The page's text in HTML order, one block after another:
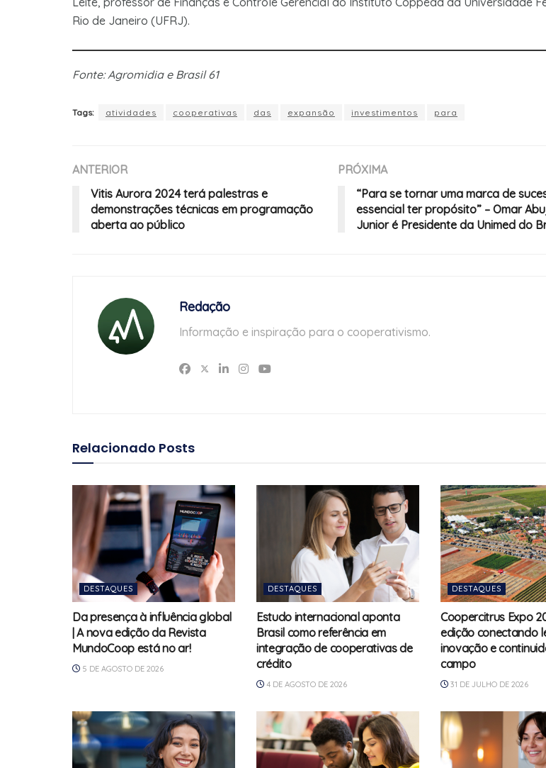
Rio de Janeiro (UFRJ).
Fonte: Agromidia e Brasil 61
Tags: atividades cooperativas das expansão investimentos para
ANTERIOR
Vitis Aurora 2024 terá palestras e
demonstrações técnicas em programação
aberta ao público
PRÓXIMA
“Para se tornar uma marca de
essencial ter propósito” – Omar
Junior é Presidente da Unimed do
Redação
Informação e inspiração para o cooperativismo.
Relacionado Posts
DESTAQUES
Da presença à influência global
| A nova edição da Revista
MundoCoop está no ar!
5 DE AGOSTO DE 2026
DESTAQUES
Estudo internacional aponta
Brasil como referência em
integração de cooperativas de
crédito
4 DE AGOSTO DE 2026
DESTAQUES
Coopercitrus Expo
edição conectando
inovação e
campo
31 DE JULHO DE 2026